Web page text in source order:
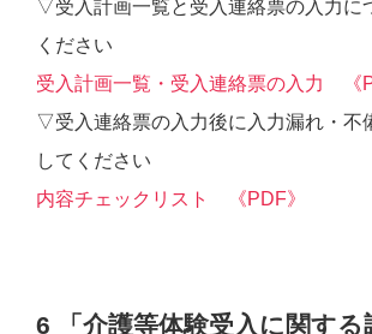
▽受入計画一覧と受入連絡票の入力に
ください
受入計画一覧・受入連絡票の入力 《
▽受入連絡票の入力後に入力漏れ・不
してください
内容チェックリスト 《PDF》
6 「介護等体験受入に関する